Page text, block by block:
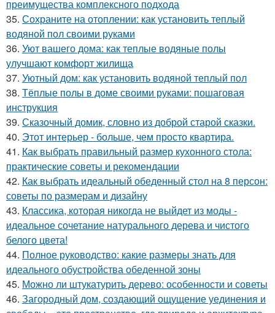
преимущества комплексного подхода
35. Сохраните на отоплении: как установить теплый
водяной пол своими руками
36. Уют вашего дома: как теплые водяные полы
улучшают комфорт жилища
37. Уютный дом: как установить водяной теплый пол
38. Тёплые полы в доме своими руками: пошаговая
инструкция
39. Сказочный домик, словно из доброй старой сказки.
40. Этот интерьер - больше, чем просто квартира.
41. Как выбрать правильный размер кухонного стола:
практические советы и рекомендации
42. Как выбрать идеальный обеденный стол на 8 персон:
советы по размерам и дизайну
43. Классика, которая никогда не выйдет из моды -
идеальное сочетание натурального дерева и чистого
белого цвета!
44. Полное руководство: какие размеры знать для
идеального обустройства обеденной зоны
45. Можно ли штукатурить дерево: особенности и советы
46. Загородный дом, создающий ощущение уединения и